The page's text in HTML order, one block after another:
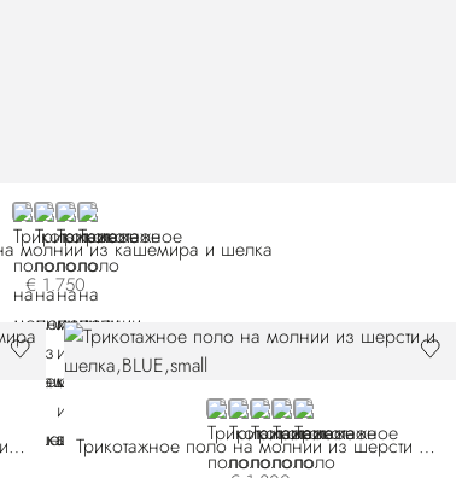
BLACK
WHITE
BEIGEGREEN
молнии из кашемира и шелка
€ 1.750
Трикотажное поло на молнии из кашемира и шелка
BLUE F25318-2198
BLACK
BLUE F25318-3165
BROWN F25318-3259
BROWN F25318-
Трикотажное поло на молнии из шерсти и шелка